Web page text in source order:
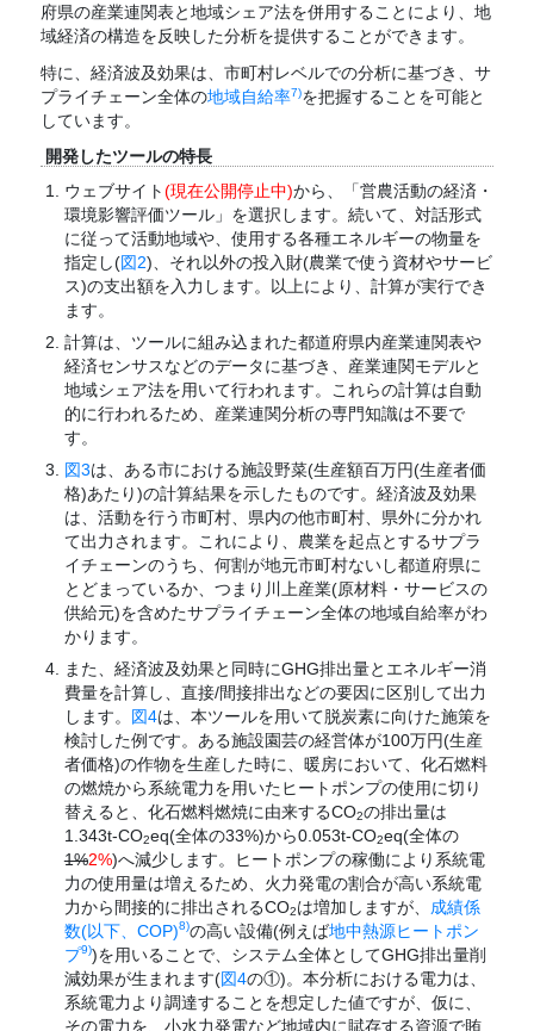
府県の産業連関表と地域シェア法を併用することにより、地
域経済の構造を反映した分析を提供することができます。
特に、経済波及効果は、市町村レベルでの分析に基づき、サ
プライチェーン全体の地域自給率7)を把握することを可能と
しています。
開発したツールの特長
ウェブサイト(現在公開停止中)から、「営農活動の経済・
環境影響評価ツール」を選択します。続いて、対話形式
に従って活動地域や、使用する各種エネルギーの物量を
指定し(図2)、それ以外の投入財(農業で使う資材やサービ
ス)の支出額を入力します。以上により、計算が実行でき
ます。
計算は、ツールに組み込まれた都道府県内産業連関表や
経済センサスなどのデータに基づき、産業連関モデルと
地域シェア法を用いて行われます。これらの計算は自動
的に行われるため、産業連関分析の専門知識は不要で
す。
図3は、ある市における施設野菜(生産額百万円(生産者価
格)あたり)の計算結果を示したものです。経済波及効果
は、活動を行う市町村、県内の他市町村、県外に分かれ
て出力されます。これにより、農業を起点とするサプラ
イチェーンのうち、何割が地元市町村ないし都道府県に
とどまっているか、つまり川上産業(原材料・サービスの
供給元)を含めたサプライチェーン全体の地域自給率がわ
かります。
また、経済波及効果と同時にGHG排出量とエネルギー消
費量を計算し、直接/間接排出などの要因に区別して出力
します。 図4は、本ツールを用いて脱炭素に向けた施策を
検討した例です。ある施設園芸の経営体が100万円(生産
者価格)の作物を生産した時に、暖房において、化石燃料
の燃焼から系統電力を用いたヒートポンプの使用に切り
替えると、化石燃料燃焼に由来するCO2の排出量は
1.343t-CO2eq(全体の33%)から0.053t-CO2eq(全体の
1%2%)へ減少します。ヒートポンプの稼働により系統電
力の使用量は増えるため、火力発電の割合が高い系統電
力から間接的に排出されるCO2は増加しますが、 成績係
数(以下、COP)8)の高い設備(例えば地中熱源ヒートポン
プ9))を用いることで、システム全体としてGHG排出量削
減効果が生まれます(図4の①)。本分析における電力は、
系統電力より調達することを想定した値ですが、仮に、
その電力を、小水力発電など地域内に賦存する資源で賄